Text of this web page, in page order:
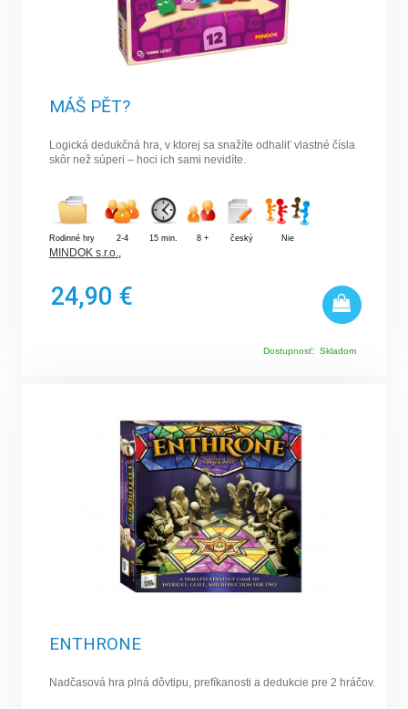
MÁŠ PĚT?
Logická dedukčná hra, v ktorej sa snažíte odhaliť vlastné čísla
skôr než súperi – hoci ich sami nevidíte.
Rodinné hry 2-4 15 min. 8 + český Nie
MINDOK s.r.o.
24,90 €
Dostupnosť: Skladom
ENTHRONE
Nadčasová hra plná dôvtipu, prefíkanosti a dedukcie pre 2 hráčov.